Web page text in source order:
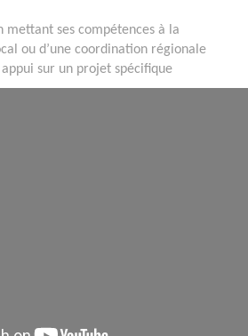
mettant ses compétences à la
ou d’une coordination régionale
sur un projet spécifique